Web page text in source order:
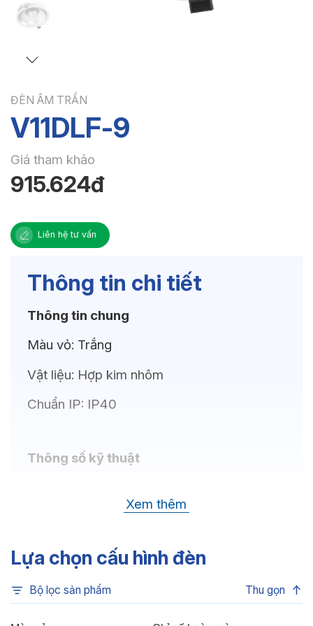
ĐÈN ÂM TRẦN
V11DLF-9
Giá tham khảo
915.624đ
Liên hệ tư vấn
Thông tin chi tiết
Thông tin chung
Màu vỏ: Trắng
Vật liệu: Hợp kim nhôm
Chuẩn IP: IP40
Thông số kỹ thuật
6500K, 4000K, 3500K,
Chỉ số hoàn màu: CRI80
Quang thông:1035lm(C), 1035lm(N),
Xem thêm
Lựa chọn cấu hình đèn
Bộ lọc sản phẩm Thu gọn